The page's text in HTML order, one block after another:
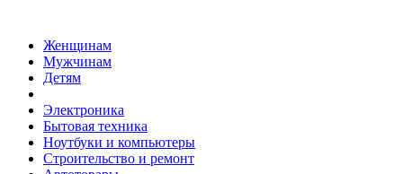
Женщинам
Мужчинам
Детям
Электроника
Бытовая техника
Ноутбуки и компьютеры
Строительство и ремонт